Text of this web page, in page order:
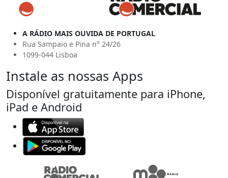
A RÁDIO MAIS OUVIDA DE PORTUGAL
Rua Sampaio e Pina n° 24/26
1099-044 Lisboa
Instale as nossas Apps
Disponível gratuitamente para iPhone,
iPad e Android